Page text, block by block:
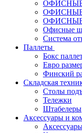
Офисные
Система
Паллеты
Бокс
Евро
Финский
Складская
Столы
Тележки
Штабелеры
Аксессуары и